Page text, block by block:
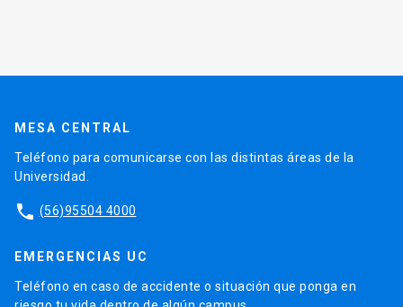
MESA CENTRAL
Teléfono para comunicarse con las distintas áreas de la
Universidad.
phone (56)95504 4000
EMERGENCIAS UC
Teléfono en caso de accidente o situación que ponga en